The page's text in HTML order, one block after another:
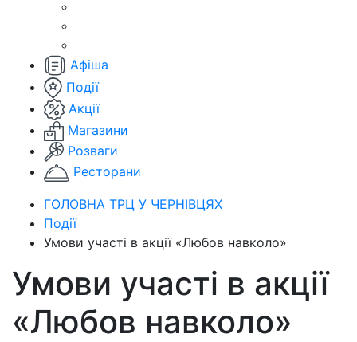
Афіша
Події
Акції
Магазини
Розваги
Ресторани
ГОЛОВНА ТРЦ У ЧЕРНІВЦЯХ
Події
Умови участі в акції «Любов навколо»
Умови участі в акції
«Любов навколо»